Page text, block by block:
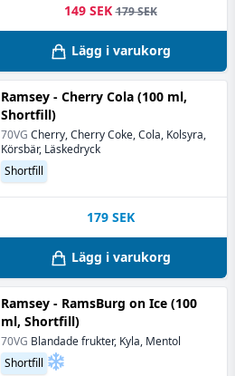
149 SEK 179 SEK
Lägg i varukorg
Ramsey - Cherry Cola (100 ml,
Shortfill)
70VG Cherry, Cherry Coke, Cola, Kolsyra,
Körsbär, Läskedryck
Shortfill
179 SEK
Lägg i varukorg
Ramsey - RamsBurg on Ice (100
ml, Shortfill)
70VG Blandade frukter, Kyla, Mentol
Shortfill